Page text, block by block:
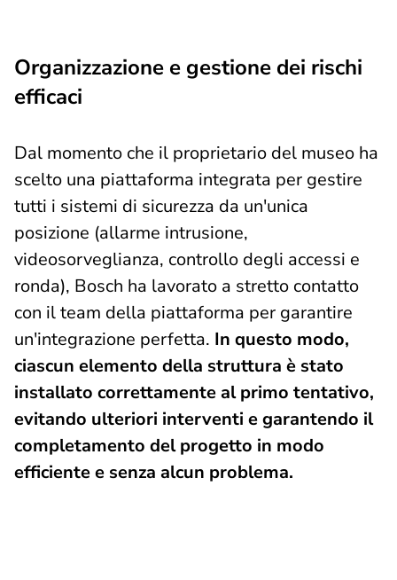
Organizzazione e gestione dei rischi
efficaci
Dal momento che il proprietario del museo ha
scelto una piattaforma integrata per gestire
tutti i sistemi di sicurezza da un'unica
posizione (allarme intrusione,
videosorveglianza, controllo degli accessi e
ronda), Bosch ha lavorato a stretto contatto
con il team della piattaforma per garantire
un'integrazione perfetta. In questo modo,
ciascun elemento della struttura è stato
installato correttamente al primo tentativo,
evitando ulteriori interventi e garantendo il
completamento del progetto in modo
efficiente e senza alcun problema.